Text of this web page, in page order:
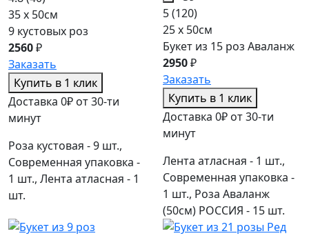
35 x 50см
9 кустовых роз
2560₽
Заказать
Купить в 1 клик
Доставка 0₽ от 30-ти
минут
Роза кустовая - 9 шт.,
Современная упаковка -
1 шт., Лента атласная - 1
шт.
5(120)
25 x 50см
Букет из 15 роз Аваланж
2950₽
Заказать
Купить в 1 клик
Доставка 0₽ от 30-ти
минут
Лента атласная - 1 шт.,
Современная упаковка -
1 шт., Роза Аваланж
(50см) РОССИЯ - 15 шт.